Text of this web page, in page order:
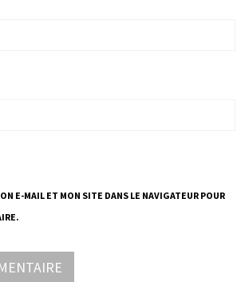
E-MAIL ET MON SITE DANS LE NAVIGATEUR POUR